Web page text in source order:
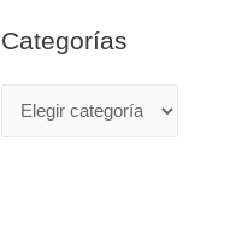
Categorías